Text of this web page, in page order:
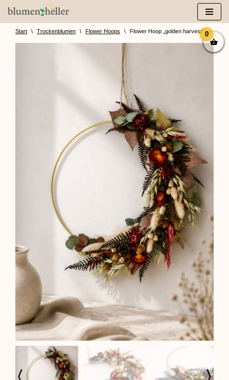
Zum
InhaltStart \ Trockenblumen \ Flower Hoops \ Flower Hoop „golden harvest“ 0